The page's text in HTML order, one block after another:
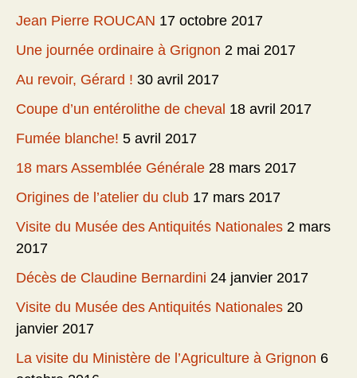
Jean Pierre ROUCAN 17 octobre 2017
Une journée ordinaire à Grignon 2 mai 2017
Au revoir, Gérard ! 30 avril 2017
Coupe d’un entérolithe de cheval 18 avril 2017
Fumée blanche! 5 avril 2017
18 mars Assemblée Générale 28 mars 2017
Origines de l’atelier du club 17 mars 2017
Visite du Musée des Antiquités Nationales 2 mars
2017
Décès de Claudine Bernardini 24 janvier 2017
Visite du Musée des Antiquités Nationales 20
janvier 2017
La visite du Ministère de l’Agriculture à Grignon 6